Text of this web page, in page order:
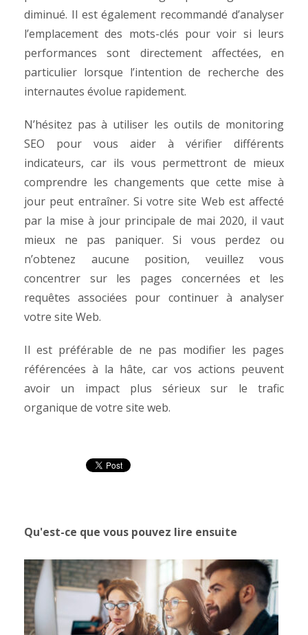
diminué. Il est également recommandé d’analyser
l’emplacement des mots-clés pour voir si leurs
performances sont directement affectées, en
particulier lorsque l’intention de recherche des
internautes évolue rapidement.
N’hésitez pas à utiliser les outils de monitoring
SEO pour vous aider à vérifier différents
indicateurs, car ils vous permettront de mieux
comprendre les changements que cette mise à
jour peut entraîner. Si votre site Web est affecté
par la mise à jour principale de mai 2020, il vaut
mieux ne pas paniquer. Si vous perdez ou
n’obtenez aucune position, veuillez vous
concentrer sur les pages concernées et les
requêtes associées pour continuer à analyser
votre site Web.
Il est préférable de ne pas modifier les pages
référencées à la hâte, car vos actions peuvent
avoir un impact plus sérieux sur le trafic
organique de votre site web.
Qu'est-ce que vous pouvez lire ensuite